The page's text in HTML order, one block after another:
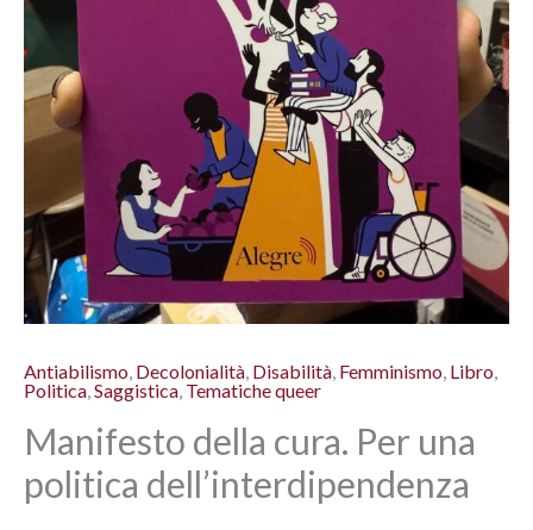
Antiabilismo Decolonialità Disabilità Femminismo Libro
Politica Saggistica Tematiche queer
Manifesto della cura. Per una
politica dell’interdipendenza